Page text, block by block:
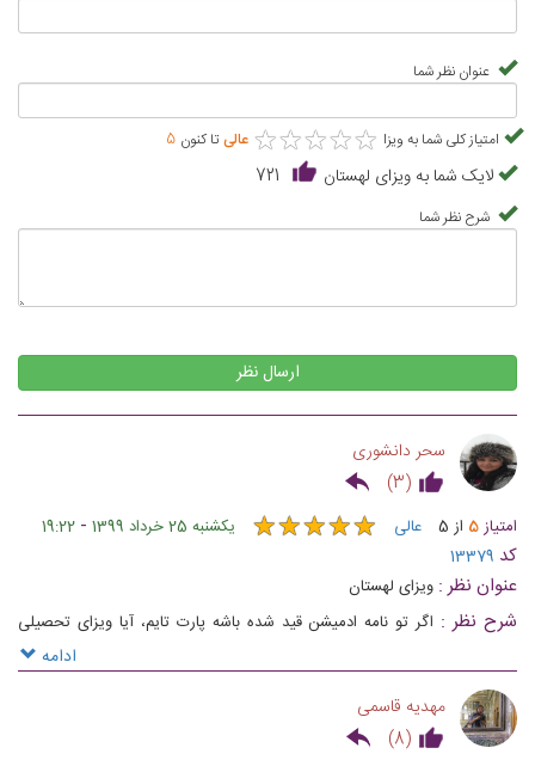
عنوان نظر شما
امتیاز کلی شما به ویزا ★★★★★
★★★★★ عالی تا کنون 5
لایک شما به ویزای لهستان 721
شرح نظر شما
ارسال نظر
سحر دانشوری
(
3
)
امتیاز5 از 5 عالی ★★★★★
★★★★★ یکشنبه 25 خرداد 1399 -
19:22
کد 13379
عنوان نظر : ویزای لهستان
شرح نظر : اگر تو نامه ادمیشن قید شده باشه پارت تایم، آیا ویزای تحصیلی
ادامه
مهدیه قاسمی
(
8
)